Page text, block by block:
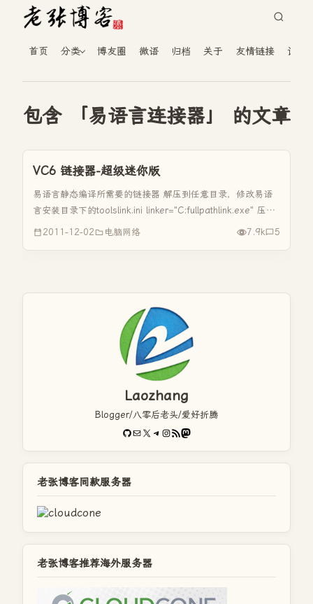
首页 分类 博友圈 微语 归档 关于 友情链接 读者
包含 「易语言连接器」 的文章
VC6 链接器-超级迷你版
易语言静态编译所需要的链接器 解压到任意目录，修改易语
言安装目录下的toolslink.ini linker="C:fullpathlink.exe" 压缩
包附带自动配置link的程序 下载地址：http://115.com/file/...
2011-12-02 电脑网络 7.9k 5
Laozhang
Blogger/八零后老头/爱好折腾
GitHub
电子邮件X Telegram
Instagram
RSS FeedMastodon
老张博客同款服务器
老张博客推荐海外服务器